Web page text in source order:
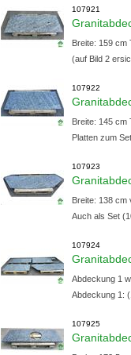
107921
Breite: 159 cm
(auf Bild 2
107922
Breite: 145 cm
Platten zum
107923
Breite: 138 cm
Auch als Set
107924
Abdeckung 1
Abdeckung 1:
107925